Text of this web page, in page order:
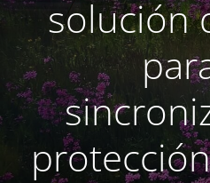
solución